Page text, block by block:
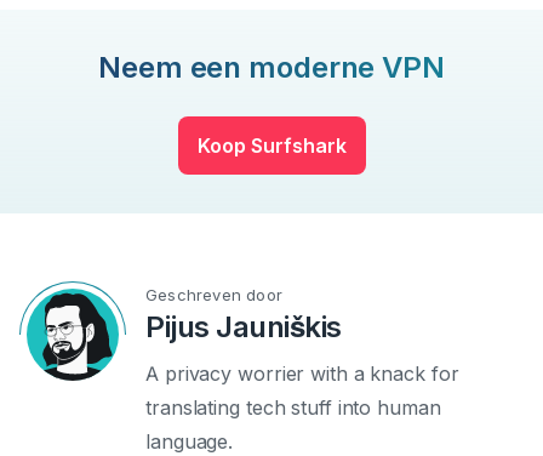
Neem een moderne VPN
Koop Surfshark
Geschreven door
Pijus Jauniškis
A privacy worrier with a knack for
translating tech stuff into human
language.